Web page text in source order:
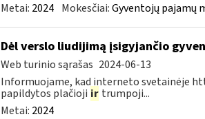
Metai: 2024 Mokesčiai:Gyventojų pajamų
Dėl verslo liudijimą įsigyjančio
Web turinio sąrašas 2024-06-13
Informuojame, kad interneto svetainėje
papildytos plačioji ir trumpoji...
Metai: 2024